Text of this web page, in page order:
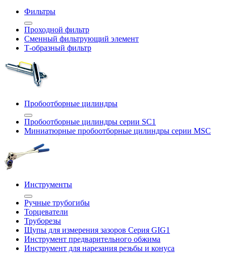
Фильтры
Проходной фильтр
Сменный фильтрующий элемент
Т-образный фильтр
Пробоотборные цилиндры
Пробоотборные цилиндры серии SC1
Миниатюрные пробоотборные цилиндры серии MSC
Инструменты
Ручные трубогибы
Торцеватели
Труборезы
Щупы для измерения зазоров Cерия GIG1
Инструмент предварительного обжима
Инструмент для нарезания резьбы и конуса